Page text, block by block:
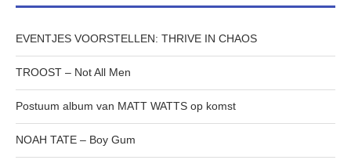
EVENTJES VOORSTELLEN: THRIVE IN CHAOS
TROOST – Not All Men
Postuum album van MATT WATTS op komst
NOAH TATE – Boy Gum